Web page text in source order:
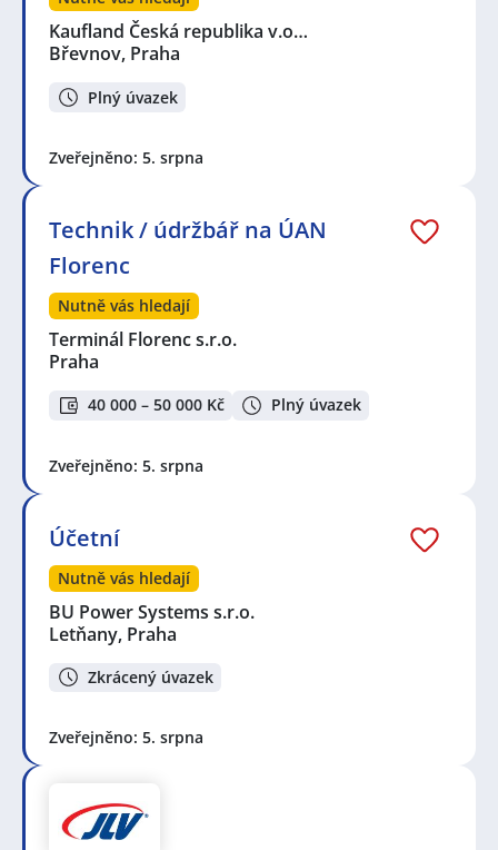
Kaufland Česká republika v.o…
Břevnov, Praha
Plný úvazek
Zveřejněno: 5. srpna
Technik / údržbář na ÚAN
Florenc
Nutně vás hledají
Terminál Florenc s.r.o.
Praha
40 000 – 50 000 Kč Plný úvazek
Zveřejněno: 5. srpna
Účetní
Nutně vás hledají
BU Power Systems s.r.o.
Letňany, Praha
Zkrácený úvazek
Zveřejněno: 5. srpna